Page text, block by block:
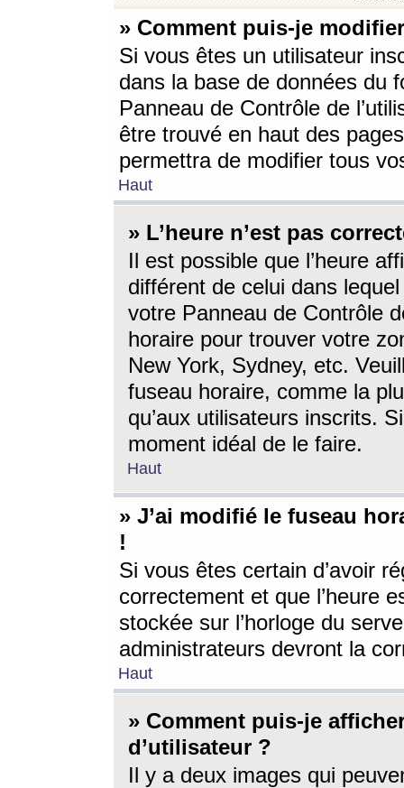
» Comment puis-je
Si vous êtes un utilisateur
dans la base de données du
Panneau de Contrôle de
être trouvé en haut des
permettra de modifier tous
Haut
» L’heure n’est pas
Il est possible que l’heure
différent de celui dans
votre Panneau de Contrôle
horaire pour trouver votre
New York, Sydney, etc.
fuseau horaire, comme la
qu’aux utilisateurs inscrits.
moment idéal de le faire.
Haut
» J’ai modifié le fuseau
!
Si vous êtes certain d’avoir
correctement et que l’heure
stockée sur l’horloge du
administrateurs devront la
Haut
» Comment puis-je
d’utilisateur ?
Il y a deux images qui